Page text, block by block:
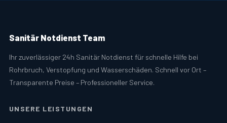
Sanitär Notdienst Team
Ihr zuverlässiger 24h Sanitär Notdienst für schnelle Hilfe bei
Rohrbruch, Verstopfung und Wasserschäden. Schnell vor Ort –
Transparente Preise – Professioneller Service.
UNSERE LEISTUNGEN